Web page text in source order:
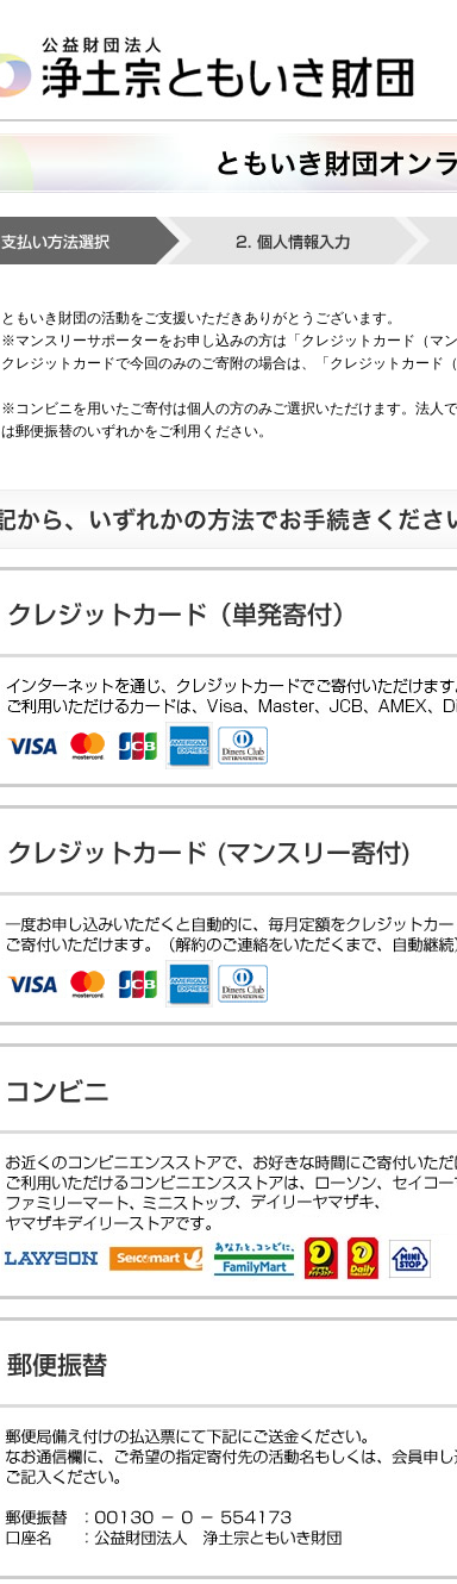
ともいき財団の活動をご支援いただきありがとうございます。
※マンスリーサポーターをお申し込みの方は「クレジットカード（マ
クレジットカードで今回のみのご寄附の場合は、「クレジットカード
※コンビニを用いたご寄付は個人の方のみご選択いただけます。法人
は郵便振替のいずれかをご利用ください。